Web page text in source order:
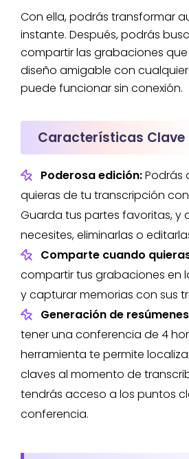
Con ella, podrás transformar
instante. Después, podrás
compartir las grabaciones
diseño amigable con
puede funcionar sin conexión.
Características Clave
Poderosa edición:Podrás
quieras de tu transcripción
Guarda tus partes favoritas, y
necesites, eliminarlas o
Comparte cuando
compartir tus grabaciones en
y capturar memorias con sus
Generación de
tener una conferencia de 4
herramienta te permite
claves al momento de
tendrás acceso a los puntos
conferencia.